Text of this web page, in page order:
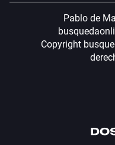
Pablo de
Copyright